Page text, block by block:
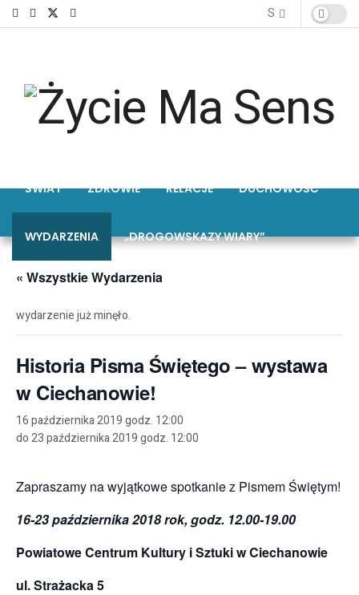
ŚWIAT ZDROWIE RELACJE DUCHOWOŚĆ
WYDARZENIA „DROGOWSKAZY WIARY”
« Wszystkie Wydarzenia
wydarzenie już minęło.
Historia Pisma Świętego – wystawa
w Ciechanowie!
16 października 2019 godz. 12:00
do23 października 2019 godz. 12:00
Zapraszamy na wyjątkowe spotkanie z Pismem Świętym!
16-23 października 2018 rok, godz. 12.00-19.00
Powiatowe Centrum Kultury i Sztuki w Ciechanowie
ul. Strażacka 5